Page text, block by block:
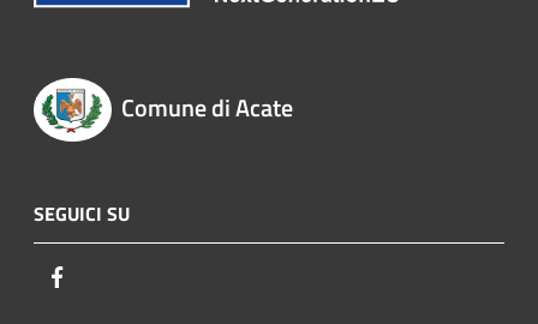
Comune di Acate
SEGUICI SU